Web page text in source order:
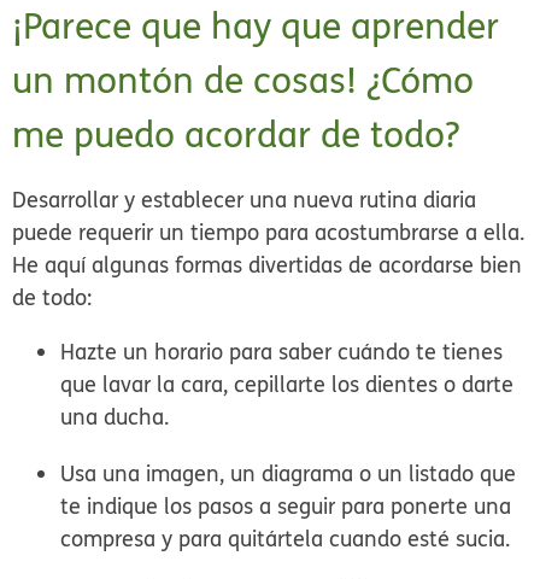
¡Parece que hay que aprender
un montón de cosas! ¿Cómo
me puedo acordar de todo?
Desarrollar y establecer una nueva rutina diaria
puede requerir un tiempo para acostumbrarse a ella.
He aquí algunas formas divertidas de acordarse bien
de todo:
Hazte un horario para saber cuándo te tienes
que lavar la cara, cepillarte los dientes o darte
una ducha.
Usa una imagen, un diagrama o un listado que
te indique los pasos a seguir para ponerte una
compresa y para quitártela cuando esté sucia.